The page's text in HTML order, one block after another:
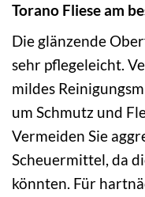
Torano Fliese am
Die glänzende
sehr pflegeleicht.
mildes
um Schmutz und
Vermeiden Sie
Scheuermittel, da
könnten. Für